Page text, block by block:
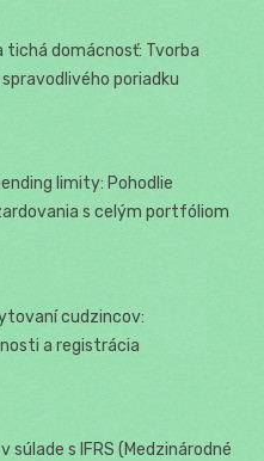
tichá domácnosť: Tvorba
poriadku
limity: Pohodlie
s celým portfóliom
cudzincov:
a registrácia
súlade s IFRS (Medzinárodné